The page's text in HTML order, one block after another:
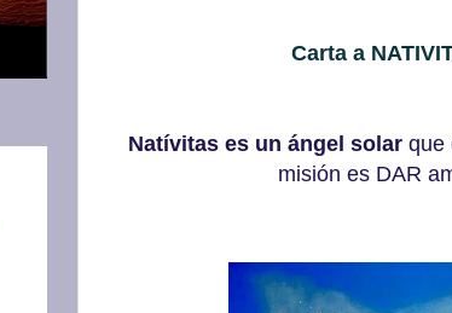
Carta a
Natívitas es un ángel solarque
misión es DAR